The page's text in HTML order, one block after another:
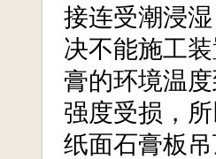
接连受潮浸
决不能施工
膏的环境温
强度受损，
纸面石膏板